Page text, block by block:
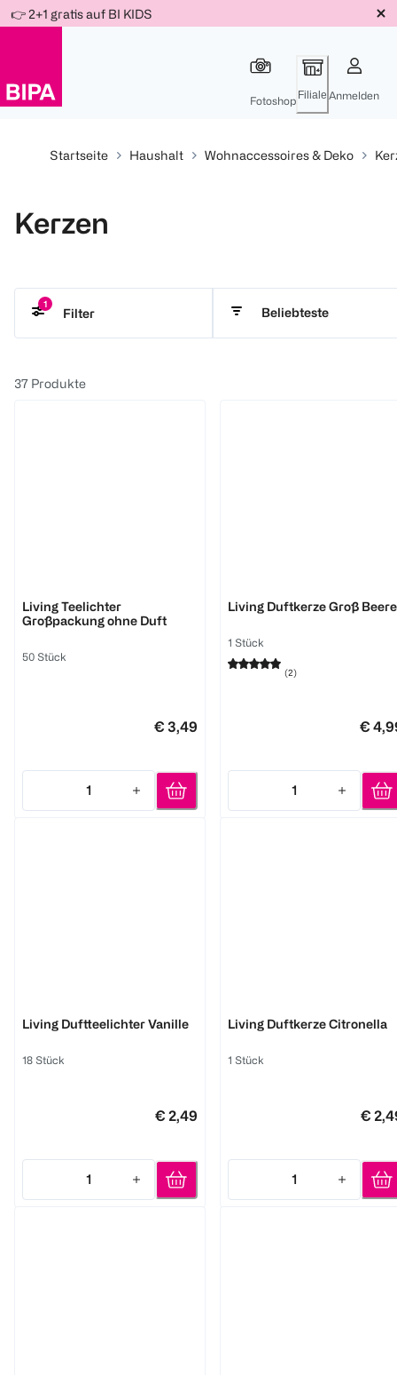
Für
Für
Für
Weiter
zum
👉 2+1 gratis auf BI KIDS
Fotoshop Filiale Anmelden
Startseite Haushalt Wohnaccessoires & Deko
Kerzen
1
Filter Beliebteste
37 Produkte
Living Teelichter
Großpackung ohne Duft
50 Stück
€ 3,49
1
Quantity: 1
Living Duftkerze Groß Beere
1 Stück
(2)
€
1
Quantity: 1
Living Duftteelichter Vanille
18 Stück
€ 2,49
1
Quantity: 1
Living Duftkerze Citronella
1 Stück
€
1
Quantity: 1